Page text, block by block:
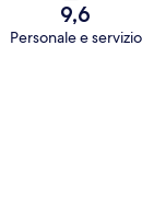
9,6
Personale e servizio